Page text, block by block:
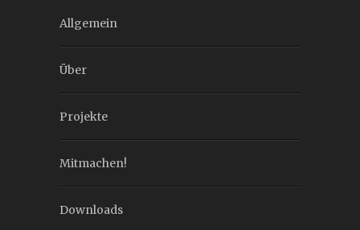
Allgemein
Über
Projekte
Mitmachen!
Downloads